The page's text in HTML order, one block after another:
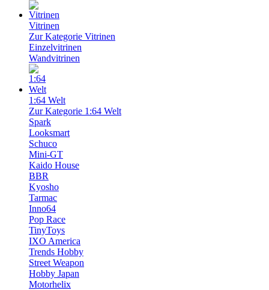
Vitrinen
Zur Kategorie Vitrinen
Einzelvitrinen
Wandvitrinen
1:64 Welt
Zur Kategorie 1:64 Welt
Spark
Looksmart
Schuco
Mini-GT
Kaido House
BBR
Kyosho
Tarmac
Inno64
Pop Race
TinyToys
IXO America
Trends Hobby
Street Weapon
Hobby Japan
Motorhelix